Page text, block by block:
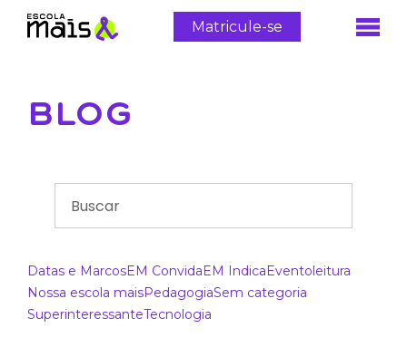
Matricule-se
BLOG
Datas e MarcosEM ConvidaEM IndicaEventoleitura
Nossa escola maisPedagogiaSem categoria
SuperinteressanteTecnologia